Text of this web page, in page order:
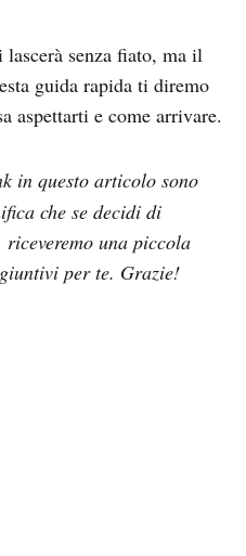
senza fiato, ma il
guida rapida ti diremo
aspettarti e come arrivare.
in questo articolo sono
che se decidi di
una piccola
per te. Grazie!